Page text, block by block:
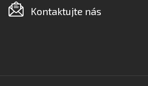
Kontaktujte nás